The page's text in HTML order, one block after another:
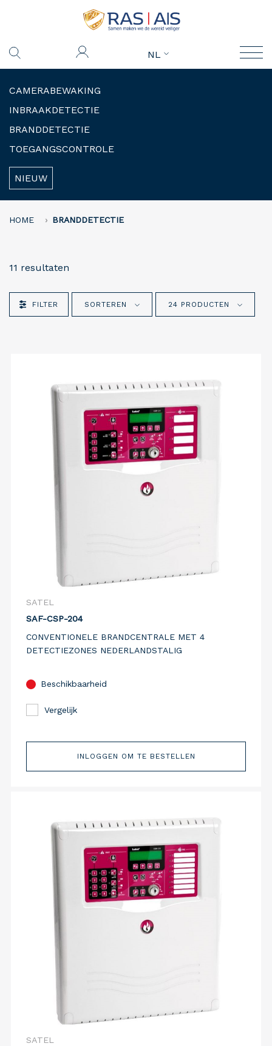
NL
CAMERABEWAKING
INBRAAKDETECTIE
BRANDDETECTIE
TOEGANGSCONTROLE
NIEUW
HOME BRANDDETECTIE
11 resultaten
FILTER SORTEREN 24 PRODUCTEN
SATEL
SAF-CSP-204
CONVENTIONELE BRANDCENTRALE MET 4
DETECTIEZONES NEDERLANDSTALIG
Beschikbaarheid
Vergelijk
INLOGGEN OM TE BESTELLEN
SATEL